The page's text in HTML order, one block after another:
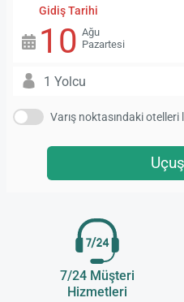
Gidiş Tarihi
10 Ağu
Pazartesi
1 Yolcu
Varış noktasındaki otelleri
7/24 Müşteri
Hizmetleri